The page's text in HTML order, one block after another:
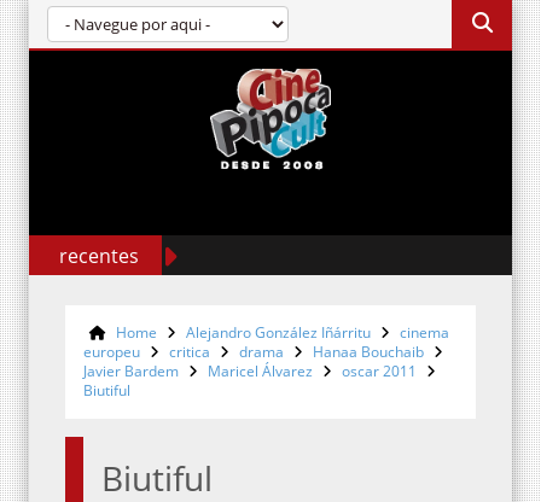
recentes
Home Alejandro González Iñárritu
cinema
europeu
critica drama
Hanaa Bouchaib
Javier Bardem
Maricel Álvarez
oscar 2011
Biutiful
Biutiful